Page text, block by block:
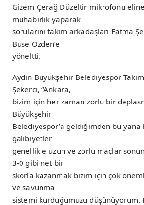
Gizem Çerağ Düzeltir mikrofonu
muhabirlik yaparak
sorularını takım arkadaşları Fatma
Buse Özden’e
yöneltti.
Aydın Büyükşehir Belediyespor
Şekerci, “Ankara,
bizim için her zaman zorlu bir
Büyükşehir
Belediyespor’a geldiğimden bu yana
galibiyetler
genellikle uzun ve zorlu maçlar
3-0 gibi net bir
skorla kazanmak bizim için çok
ve savunma
sistemi kurduğumuzu düşünüyorum.